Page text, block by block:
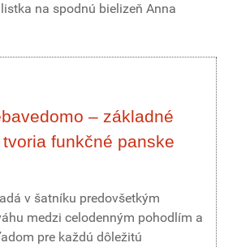
na spodnú bielizeň Anna
– základné
funkčné panske
v šatníku predovšetkým
medzi celodenným pohodlím a
pre každú dôležitú